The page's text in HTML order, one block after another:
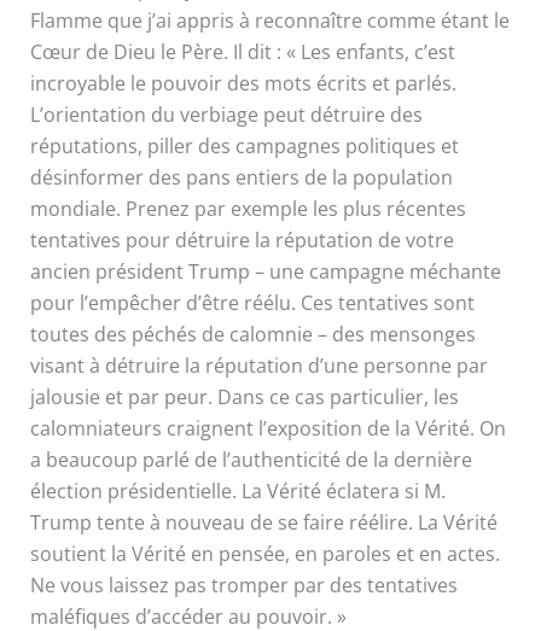
Flamme que j’ai appris à reconnaître comme étant le
Cœur de Dieu le Père. Il dit : « Les enfants, c’est
incroyable le pouvoir des mots écrits et parlés.
L’orientation du verbiage peut détruire des
réputations, piller des campagnes politiques et
désinformer des pans entiers de la population
mondiale. Prenez par exemple les plus récentes
tentatives pour détruire la réputation de votre
ancien président Trump – une campagne méchante
pour l’empêcher d’être réélu. Ces tentatives sont
toutes des péchés de calomnie – des mensonges
visant à détruire la réputation d’une personne par
jalousie et par peur. Dans ce cas particulier, les
calomniateurs craignent l’exposition de la Vérité. On
a beaucoup parlé de l’authenticité de la dernière
élection présidentielle. La Vérité éclatera si M.
Trump tente à nouveau de se faire réélire. La Vérité
soutient la Vérité en pensée, en paroles et en actes.
Ne vous laissez pas tromper par des tentatives
maléfiques d’accéder au pouvoir. »